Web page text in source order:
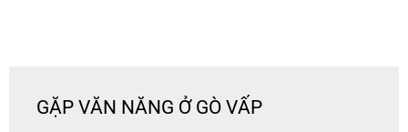
GẶP VĂN NĂNG Ở GÒ VẤP